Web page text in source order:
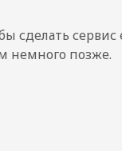
сделать сервис
немного позже.